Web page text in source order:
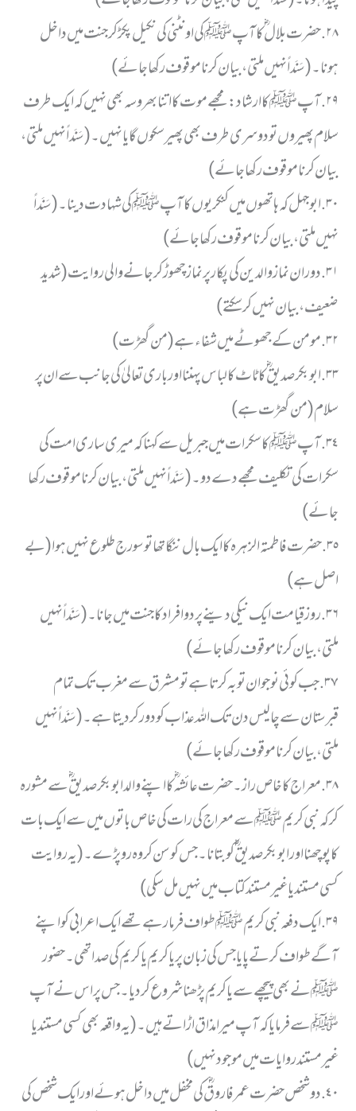
٢٨. حضرت بلال ؓ کا آپ ﷺ کی اونٹنی کی نکیل پکڑ کر جنت میں داخل
ہونا۔ (سَنَداً نہیں ملتی، بیان کرنا موقوف رکھا جائے)
٢٩. آپ ﷺ کا ارشاد: مجھے موت کا اتنا بھروسہ بھی نہیں کہ ایک طرف
سلام پھیروں تو دوسری طرف بھی پھیر سکوں گا یا نہیں۔ (سَنَداً نہیں ملتی،
بیان کرنا موقوف رکھا جائے)
٣٠. ابو جہل کہ ہاتھوں میں کنکریوں کا آپ ﷺ کی شہادت دینا۔ (سَنَداً
نہیں ملتی، بیان کرنا موقوف رکھا جائے)
٣١. دوران نماز والدین کی پکار پر نماز چھوڑ کر جانے والی روایت (شدید
ضعیف، بیان نہیں کر سکتے)
٣٢. مومن کے جھوٹے میں شفاء ہے (من گھڑت)
٣٣. ابو بکرصدیق ؓ کا ٹاٹ کا لباس پہننا اور باری تعالیٰ کی جانب سے ان پر
سلام (من گھڑت ہے)
٣٤. آپ ﷺ کا سکرات میں جبریل سے کہنا کہ میری ساری امت کی
سکرات کی تکلیف مجھے دے دو۔ (سَنَداً نہیں ملتی، بیان کرنا موقوف رکھا
جائے)
٣٥. حضرت فاطمتہ الزہرہ کا ایک بال ننگا تھا تو سورج طلوع نہیں ہوا (بے
اصل ہے)
٣٦. روز قیامت ایک نیکی دینے پر دو افراد کا جنت میں جانا۔ (سَنَداً نہیں
ملتی، بیان کرنا موقوف رکھا جائے)
٣٧. جب کوئی نوجوان توبہ کرتا ہے تو مشرق سے مغرب تک تمام
قبرستان سے چالیس دن تک اللہ عذاب کو دور کر دیتا ہے۔ (سَنَداً نہیں
ملتی، بیان کرنا موقوف رکھا جائے)
٣٨. معراج کا خاص راز۔ حضرت عائشہ ؓ کا اپنے والد ابو بکر صدیق ؓ سے مشورہ
کر کہ نبی کریم ﷺ سے معراج کی رات کی خاص باتوں میں سے ایک بات
کا پوچھنا اور ابو بکر صدیق ؓ کو بتانا۔ جس کو سن کر وہ رو پڑے۔ (یہ روایت
کسی مستند یا غیر مستند کتاب میں نہیں مل سکی)
٣٩. ایک دفعہ نبی کریم ﷺ طواف فرما رہے تھے ایک اعرابی کو اپنے
آگے طواف کرتے پایا جس کی زبان پر یا کریم یا کریم کی صدا تھی۔ حضور
ﷺ نے بھی پیچھے سے یا کریم پڑھنا شروع کر دیا۔ جس پر اس نے آپ
ﷺ سے فرمایا کہ آپ میرا مذاق اڑاتے ہیں۔ (یہ واقعہ بھی کسی مستند یا
غیر مستند روایات میں موجود نہیں)
٤٠. دو شخص حضرت عمر فاروقؓ کی مخفل میں داخل ہوئے اور ایک شخص کی